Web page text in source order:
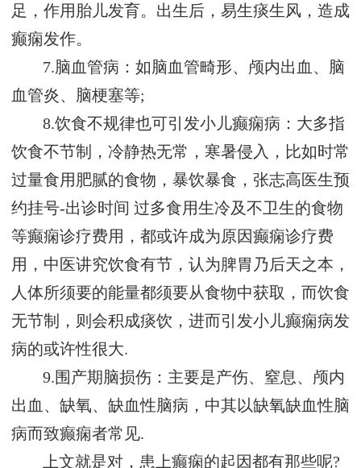
足，作用胎儿发育。出生后，易生痰生风，造成
癫痫发作。
7.脑血管病：如脑血管畸形、颅内出血、脑
血管炎、脑梗塞等;
8.饮食不规律也可引发小儿癫痫病：大多指
饮食不节制，冷静热无常，寒暑侵入，比如时常
过量食用肥腻的食物，暴饮暴食， 张志高医生预
约挂号-出诊时间 过多食用生冷及不卫生的食物
等癫痫诊疗费用，都或许成为原因癫痫诊疗费
用，中医讲究饮食有节，认为脾胃乃后天之本，
人体所须要的能量都须要从食物中获取，而饮食
无节制，则会积成痰饮，进而引发小儿癫痫病发
病的或许性很大.
9.围产期脑损伤：主要是产伤、窒息、颅内
出血、缺氧、缺血性脑病，中其以缺氧缺血性脑
病而致癫痫者常见.
上文就是对，患上癫痫的起因都有那些呢?